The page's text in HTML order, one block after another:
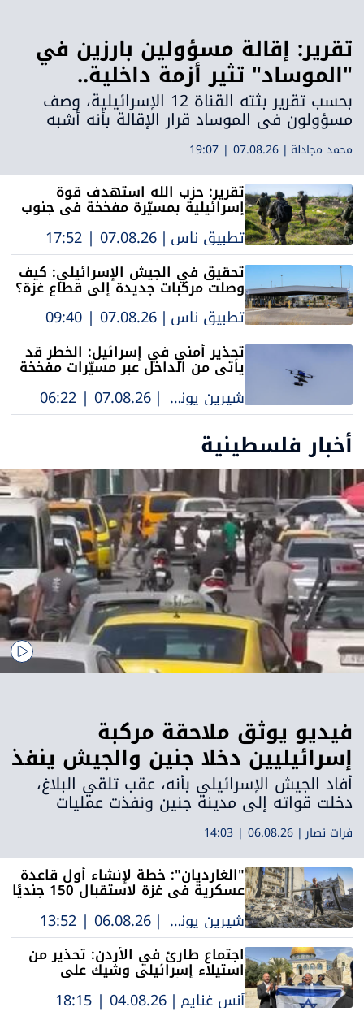
تقرير: إقالة مسؤولين بارزين في
"الموساد" تثير أزمة داخلية..
واتهامات لرئيس الجهاز بتسييس
المؤسسة
بحسب تقرير بثته القناة 12 الإسرائيلية، وصف
مسؤولون في الموساد قرار الإقالة بأنه أشبه
بـ"حملة تطهير"، معتبرين أن المسؤولين اللذين
أُقيلا يتحملان مسؤولية فشل عملية لم تُنفذ أصلًا
محمد مجادلة |
07.08.26 | 19:07
تقرير: حزب الله استهدف قوة
إسرائيلية بمسيّرة مفخخة في جنوب
لبنان.. والجيش أقرّ بالحادثة بعد
استفسار إعلامي
تطبيق ناس |
07.08.26 | 17:52
تحقيق في الجيش الإسرائيلي: كيف
وصلت مركبات جديدة إلى قطاع غزة؟
تطبيق ناس |
07.08.26 | 09:40
تحذير أمني في إسرائيل: الخطر قد
يأتي من الداخل عبر مسيّرات مفخخة
شيرين يونس |
07.08.26 | 06:22
أخبار فلسطينية
فيديو يوثق ملاحقة مركبة
إسرائيليين دخلا جنين والجيش ينفذ
حملة اعتقالات في المدينة
أفاد الجيش الإسرائيلي بأنه، عقب تلقي البلاغ،
دخلت قواته إلى مدينة جنين ونفذت عمليات
ميدانية شملت استجواب مشتبه بهم واعتقال
مطلوبين يشتبه بضلوعهم في الحادث
فرات نصار |
06.08.26 | 14:03
"الغارديان": خطة لإنشاء أول قاعدة
عسكرية في غزة لاستقبال 150 جنديًا
مغربيًا
شيرين يونس |
06.08.26 | 13:52
اجتماع طارئ في الأردن: تحذير من
استيلاء إسرائيلي وشيك على
المسجد الأقصى
أنس غنايم |
04.08.26 | 18:15